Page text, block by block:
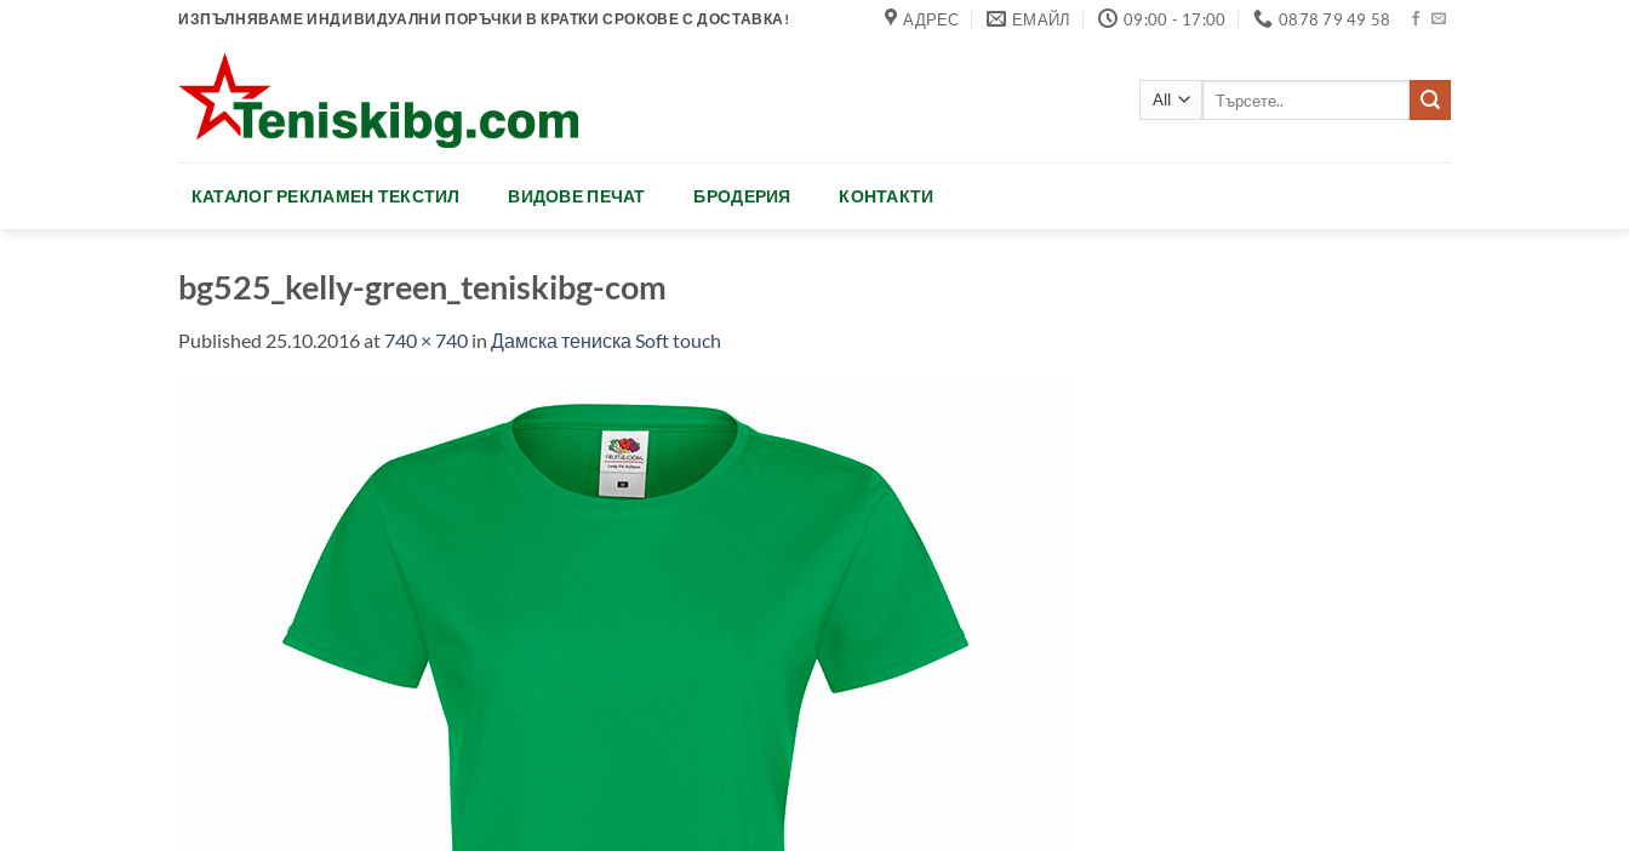
ИЗПЪЛНЯВАМЕ ИНДИВИДУАЛНИ ПОРЪЧКИ В КРАТКИ СРОКОВЕ С ДОСТАВКА! АДРЕС ЕМАЙЛ 09:00 - 17:00 0878 79 49 58
КАТАЛОГ РЕКЛАМЕН ТЕКСТИЛ ВИДОВЕ ПЕЧАТ БРОДЕРИЯ КОНТАКТИ
bg525_kelly-green_teniskibg-com
Published 25.10.2016at740 × 740 in Дамска тениска Soft touch